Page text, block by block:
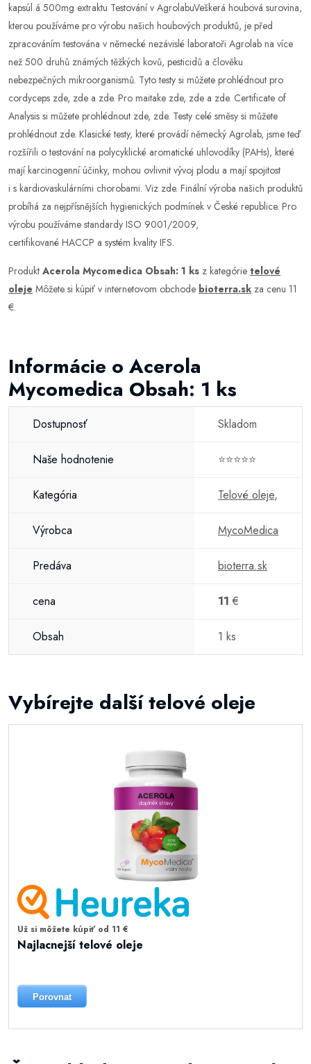
kapsúl á 500mg extraktu Testování v AgrolabuVeškerá houbová surovina,
kterou používáme pro výrobu našich houbových produktů, je před
zpracováním testována v německé nezávislé laboratoři Agrolab na více
než 500 druhů známých těžkých kovů, pesticidů a člověku
nebezpečných mikroorganismů. Tyto testy si můžete prohlédnout pro
cordyceps zde, zde a zde. Pro maitake zde, zde a zde. Certificate of
Analysis si můžete prohlédnout zde, zde. Testy celé směsy si můžete
prohlédnout zde. Klasické testy, které provádí německý Agrolab, jsme teď
rozšířili o testování na polycyklické aromatické uhlovodíky (PAHs), které
mají karcinogenní účinky, mohou ovlivnit vývoj plodu a mají spojitost
i s kardiovaskulárními chorobami. Viz zde. Finální výroba našich produktů
probíhá za nejpřísnějších hygienických podmínek v České republice. Pro
výrobu používáme standardy ISO 9001/2009,
certifikované HACCP a systém kvality IFS.
Produkt Acerola Mycomedica Obsah: 1 ks z kategórie telové
oleje Môžete si kúpiť v internetovom obchode bioterra.sk za cenu 11
€.
Informácie o Acerola
Mycomedica Obsah: 1 ks
Dostupnosť Skladom
Naše hodnotenie ⭐⭐⭐⭐⭐
Kategória Telové oleje,
Výrobca MycoMedica
Predáva bioterra.sk
cena 11 €
Obsah 1 ks
Vybírejte další telové oleje
Už si môžete kúpiť od 11 €
Najlacnejší telové oleje
Porovnat